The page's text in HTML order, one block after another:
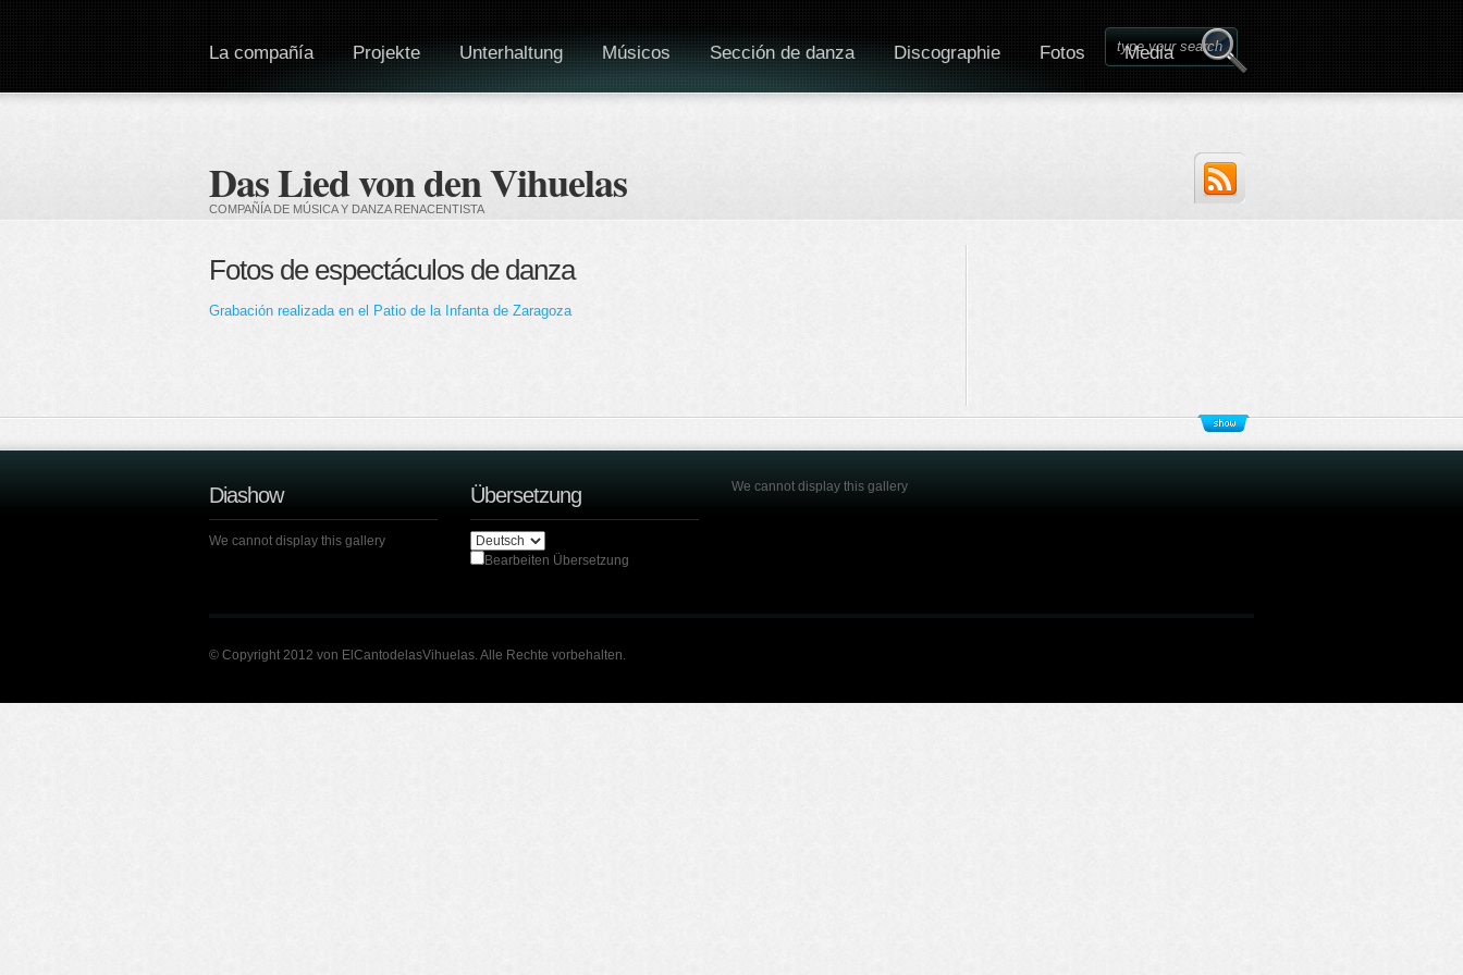
Das Lied von den Vihuelas
COMPAÑÍA DE MÚSICA Y DANZA RENACENTISTA
La compañía Projekte Unterhaltung Músicos Sección de danza Discographie Fotos Media
Fotos de espectáculos de danza
Grabación realizada en el Patio de la Infanta de Zaragoza
We cannot display this gallery
Diashow
We cannot display this gallery
Übersetzung
Bearbeiten Übersetzung
© Copyright 2012 von ElCantodelasVihuelas. Alle Rechte vorbehalten.